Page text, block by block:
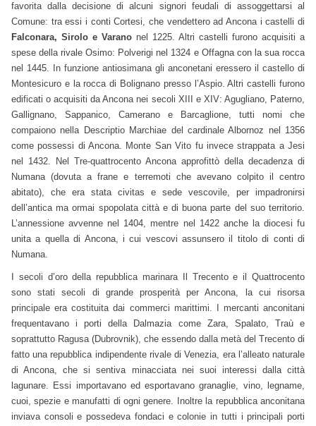
favorita dalla decisione di alcuni signori feudali di assoggettarsi al
Comune: tra essi i conti Cortesi, che vendettero ad Ancona i castelli di
Falconara, Sirolo e Varano nel 1225. Altri castelli furono acquisiti a
spese della rivale Osimo: Polverigi nel 1324 e Offagna con la sua rocca
nel 1445. In funzione antiosimana gli anconetani eressero il castello di
Montesicuro e la rocca di Bolignano presso l’Aspio. Altri castelli furono
edificati o acquisiti da Ancona nei secoli XIII e XIV: Agugliano, Paterno,
Gallignano, Sappanico, Camerano e Barcaglione, tutti nomi che
compaiono nella Descriptio Marchiae del cardinale Albornoz nel 1356
come possessi di Ancona. Monte San Vito fu invece strappata a Jesi
nel 1432. Nel Tre-quattrocento Ancona approfittò della decadenza di
Numana (dovuta a frane e terremoti che avevano colpito il centro
abitato), che era stata civitas e sede vescovile, per impadronirsi
dell’antica ma ormai spopolata città e di buona parte del suo territorio.
L’annessione avvenne nel 1404, mentre nel 1422 anche la diocesi fu
unita a quella di Ancona, i cui vescovi assunsero il titolo di conti di
Numana.
I secoli d’oro della repubblica marinara Il Trecento e il Quattrocento
sono stati secoli di grande prosperità per Ancona, la cui risorsa
principale era costituita dai commerci marittimi. I mercanti anconitani
frequentavano i porti della Dalmazia come Zara, Spalato, Traù e
soprattutto Ragusa (Dubrovnik), che essendo dalla metà del Trecento di
fatto una repubblica indipendente rivale di Venezia, era l’alleato naturale
di Ancona, che si sentiva minacciata nei suoi interessi dalla città
lagunare. Essi importavano ed esportavano granaglie, vino, legname,
cuoi, spezie e manufatti di ogni genere. Inoltre la repubblica anconitana
inviava consoli e possedeva fondaci e colonie in tutti i principali porti